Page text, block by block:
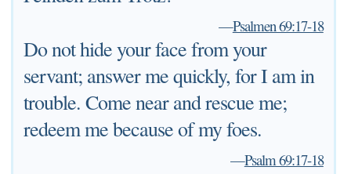
—Psalmen 69:17-18
Do not hide your face from your
servant; answer me quickly, for I am in
trouble. Come near and rescue me;
redeem me because of my foes.
—Psalm 69:17-18